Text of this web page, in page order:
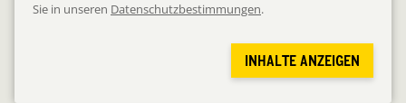
Sie in unseren Datenschutzbestimmungen.
INHALTE ANZEIGEN